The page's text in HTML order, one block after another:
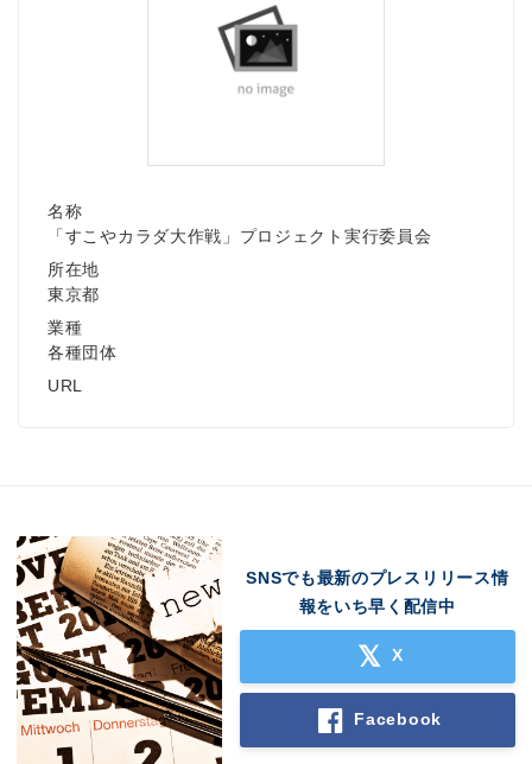
名称
「すこやカラダ大作戦」プロジェクト実行委員会
所在地
東京都
業種
各種団体
URL
SNSでも最新のプレスリリース情
報をいち早く配信中
X
Facebook